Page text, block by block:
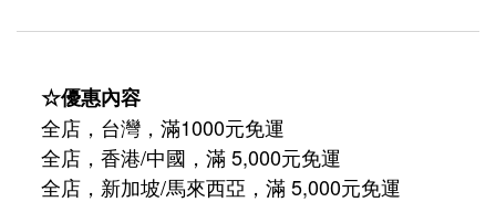
☆優惠內容
全店，台灣，滿1000元免運
全店，香港/中國，滿 5,000元免運
全店，新加坡/馬來西亞，滿 5,000元免運